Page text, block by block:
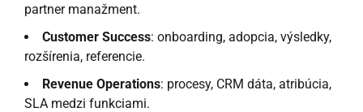
partner manažment.
Customer Success: onboarding, adopcia, výsledky,
rozšírenia, referencie.
Revenue Operations: procesy, CRM dáta, atribúcia,
SLA medzi funkciami.